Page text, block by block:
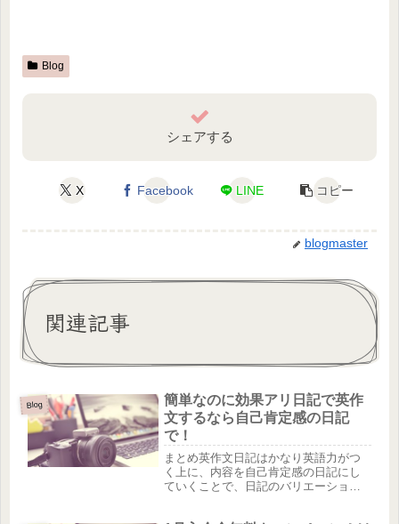
Blog
シェアする
X Facebook LINE コピー
blogmaster
関連記事
Blog
簡単なのに効果アリ日記で英作
文するなら自己肯定感の日記
で！
まとめ英作文日記はかなり英語力がつ
く上に、内容を自己肯定感の日記にし
ていくことで、日記のバリエーション